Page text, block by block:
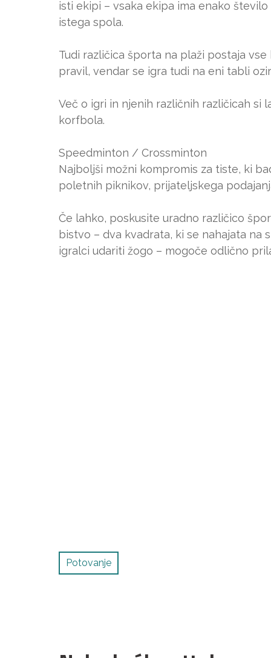
isti ekipi – vsaka ekipa ima enako
istega spola.
Tudi različica športa na plaži postaja
pravil, vendar se igra tudi na eni tabli
Več o igri in njenih različnih različicah
korfbola.
Speedminton / Crossminton
Najboljši možni kompromis za tiste, ki
poletnih piknikov, prijateljskega
Če lahko, poskusite uradno različico
bistvo – dva kvadrata, ki se nahajata
igralci udariti žogo – mogoče odlično
Potovanje